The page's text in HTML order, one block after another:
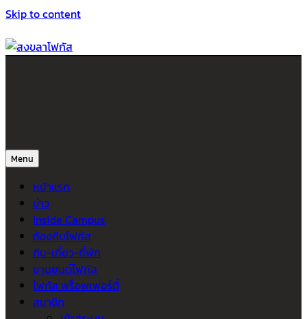
Skip to content
Menu
หน้าแรก
ข่าว
Inside Campus
ท้องถิ่นโฟกัส
กิน-เที่ยว-ที่พัก
ยานยนต์โฟกัส
โฟกัส พร็อพเพอร์ตี้
สมาชิก